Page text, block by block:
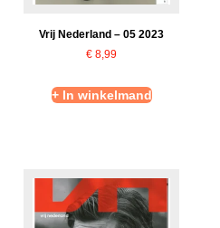
Vrij Nederland – 05 2023
€ 8,99
+ In winkelmand